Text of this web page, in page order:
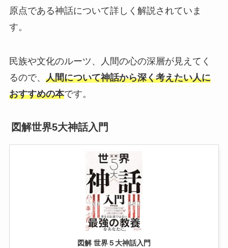
原点である神話について詳しく解説されていま
す。
民族や文化のルーツ、人間の心の深層が見えてく
るので、 人間について神話から深く考えたい人に
おすすめの本です。
図解世界5大神話入門
図解 世界５大神話入門